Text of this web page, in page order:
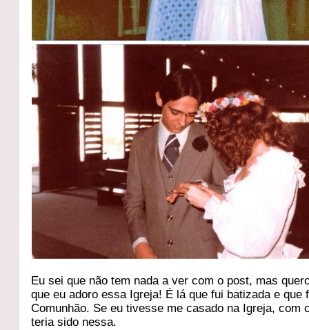
Eu sei que não tem nada a ver com o post, mas
que eu adoro essa Igreja! É lá que fui batizada e que
Comunhão. Se eu tivesse me casado na Igreja, com
teria sido nessa.